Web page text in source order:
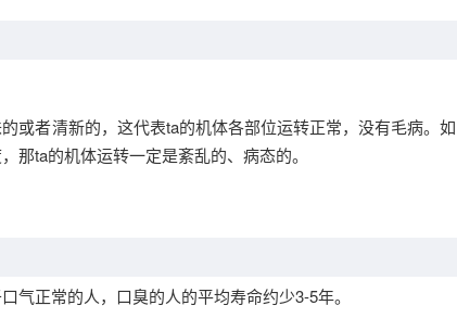
或者清新的，这代表ta的机体各部位运转正常，没有毛病。如
那ta的机体运转一定是紊乱的、病态的。
气正常的人，口臭的人的平均寿命约少3-5年。